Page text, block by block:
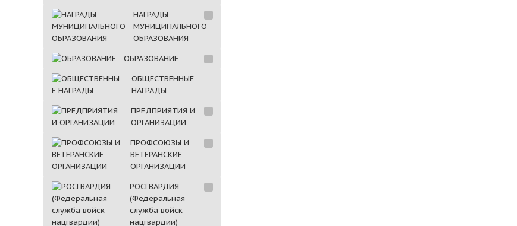
НАГРАДЫ
МУНИЦИПАЛЬНОГО
ОБРАЗОВАНИЯ
ОБРАЗОВАНИЕ
ОБЩЕСТВЕННЫЕ
НАГРАДЫ
ПРЕДПРИЯТИЯ И
ОРГАНИЗАЦИИ
ПРОФСОЮЗЫ И
ВЕТЕРАНСКИЕ
ОРГАНИЗАЦИИ
РОСГВАРДИЯ
(Федеральная
служба войск
нацгвардии)